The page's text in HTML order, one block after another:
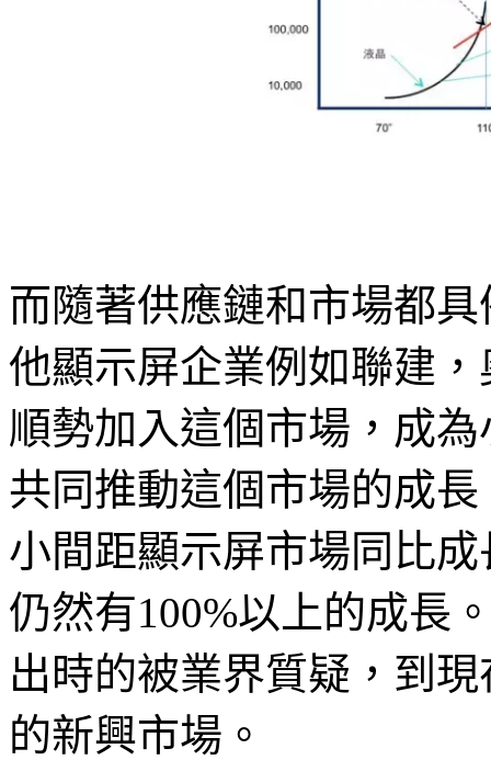
而隨著供應鏈和市場都
他顯示屏企業例如聯建
順勢加入這個市場，成
共同推動這個市場的成
小間距顯示屏市場同比
仍然有100%以上的成長
出時的被業界質疑，到
的新興市場。